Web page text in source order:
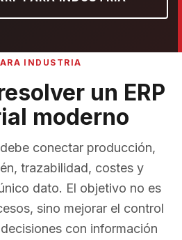
INDUSTRIA
un ERP
moderno
conectar producción,
trazabilidad, costes y
dato. El objetivo no es
sino mejorar el control
con información